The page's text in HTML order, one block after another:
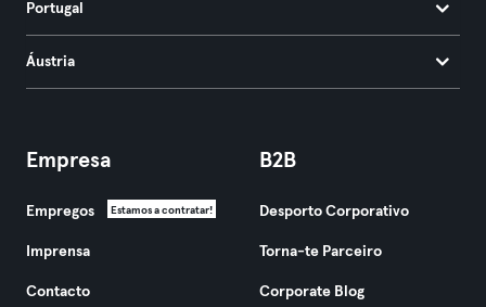
Portugal
Áustria
Empresa
Empregos Estamos a contratar!
Imprensa
Contacto
B2B
Desporto Corporativo
Torna-te Parceiro
Corporate Blog